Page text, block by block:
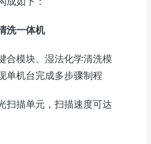
洗一体机
合模块、湿法化学清洗模
单机台完成多步骤制程
扫描单元，扫描速度可达